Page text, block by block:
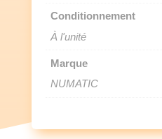
Conditionnement
À l'unité
Marque
NUMATIC